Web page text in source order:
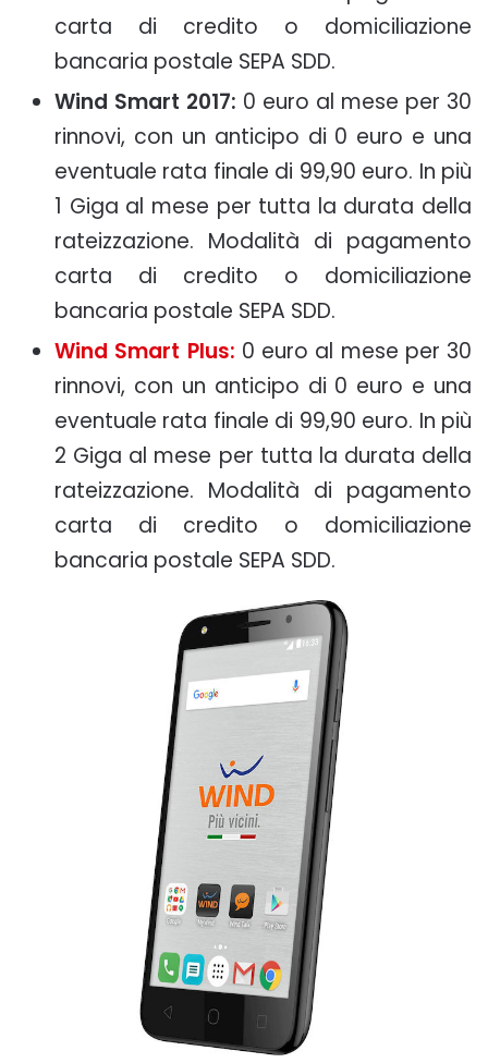
carta di credito o domiciliazione
bancaria postale SEPA SDD.
Wind Smart 2017: 0 euro al mese per 30
rinnovi, con un anticipo di 0 euro e una
eventuale rata finale di 99,90 euro. In più
1 Giga al mese per tutta la durata della
rateizzazione. Modalità di pagamento
carta di credito o domiciliazione
bancaria postale SEPA SDD.
Wind Smart Plus: 0 euro al mese per 30
rinnovi, con un anticipo di 0 euro e una
eventuale rata finale di 99,90 euro. In più
2 Giga al mese per tutta la durata della
rateizzazione. Modalità di pagamento
carta di credito o domiciliazione
bancaria postale SEPA SDD.